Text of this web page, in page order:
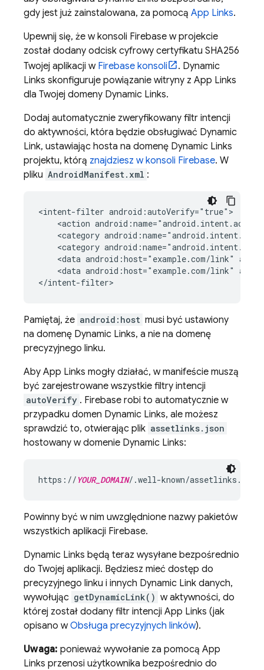
gdy jest już zainstalowana, za pomocą App Links.
Upewnij się, że w konsoli Firebase w projekcie
został dodany odcisk cyfrowy certyfikatu SHA256
Twojej aplikacji w Firebase konsoli . Dynamic
Links skonfiguruje powiązanie witryny z App Links
dla Twojej domeny Dynamic Links.
Dodaj automatycznie zweryfikowany filtr intencji
do aktywności, która będzie obsługiwać Dynamic
Link, ustawiając hosta na domenę Dynamic Links
projektu, którą znajdziesz w konsoli Firebase. W
pliku AndroidManifest.xml :
<intent-filter android:autoVerify="true">
<action
<category
<category
<data android:host="example.com/link"
<data android:host="example.com/link"
</intent-filter>
Pamiętaj, że android:host musi być ustawiony
na domenę Dynamic Links, a nie na domenę
precyzyjnego linku.
Aby App Links mogły działać, w manifeście muszą
być zarejestrowane wszystkie filtry intencji
autoVerify . Firebase robi to automatycznie w
przypadku domen Dynamic Links, ale możesz
sprawdzić to, otwierając plik assetlinks.json
hostowany w domenie Dynamic Links:
https:// YOUR_DOMAIN/.well-known/assetlinks.json
Powinny być w nim uwzględnione nazwy pakietów
wszystkich aplikacji Firebase.
Dynamic Links będą teraz wysyłane bezpośrednio
do Twojej aplikacji. Będziesz mieć dostęp do
precyzyjnego linku i innych Dynamic Link danych,
wywołując getDynamicLink() w aktywności, do
której został dodany filtr intencji App Links (jak
opisano wObsługa precyzyjnych linków).
Uwaga: ponieważ wywołanie za pomocą App
Links przenosi użytkownika bezpośrednio do